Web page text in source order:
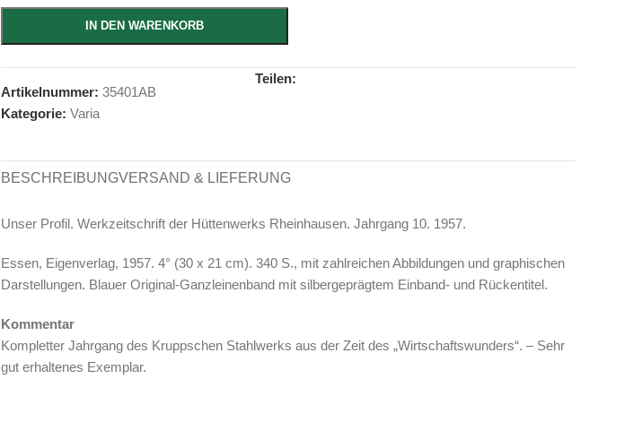
IN DEN WARENKORB
Artikelnummer: 35401AB
Kategorie: Varia
Teilen:
BESCHREIBUNGVERSAND & LIEFERUNG
Unser Profil. Werkzeitschrift der Hüttenwerks Rheinhausen. Jahrgang 10. 1957.
Essen, Eigenverlag, 1957. 4° (30 x 21 cm). 340 S., mit zahlreichen Abbildungen und graphischen
Darstellungen. Blauer Original-Ganzleinenband mit silbergeprägtem Einband- und Rückentitel.
Kommentar
Kompletter Jahrgang des Kruppschen Stahlwerks aus der Zeit des „Wirtschaftswunders“. – Sehr
gut erhaltenes Exemplar.